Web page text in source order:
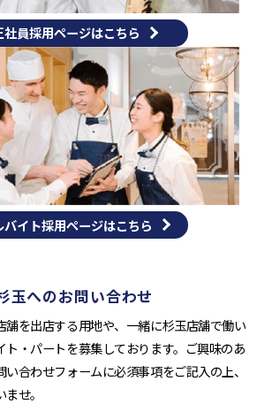
社員採用ページはこちら
バイト採用ページはこちら
玉へのお問い合わせ
舗を出店する用地や、一緒に杉玉店舗で働い
ト・パートを募集しております。ご興味のあ
合わせフォームに必須事項をご記入の上、
せ。